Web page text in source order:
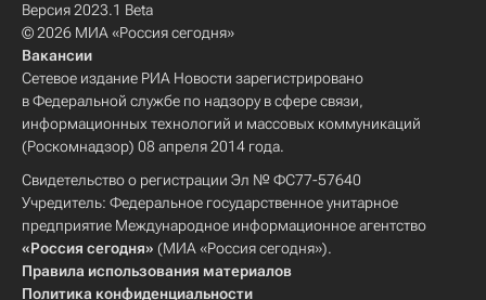
Версия 2023.1 Beta
© 2026 МИА «Россия сегодня»
Вакансии
Сетевое издание РИА Новости зарегистрировано
в Федеральной службе по надзору в сфере связи,
информационных технологий и массовых коммуникаций
(Роскомнадзор) 08 апреля 2014 года.
Свидетельство о регистрации Эл № ФС77-57640
Учредитель: Федеральное государственное унитарное
предприятие Международное информационное агентство
«Россия сегодня» (МИА «Россия сегодня»).
Правила использования материалов
Политика конфиденциальности